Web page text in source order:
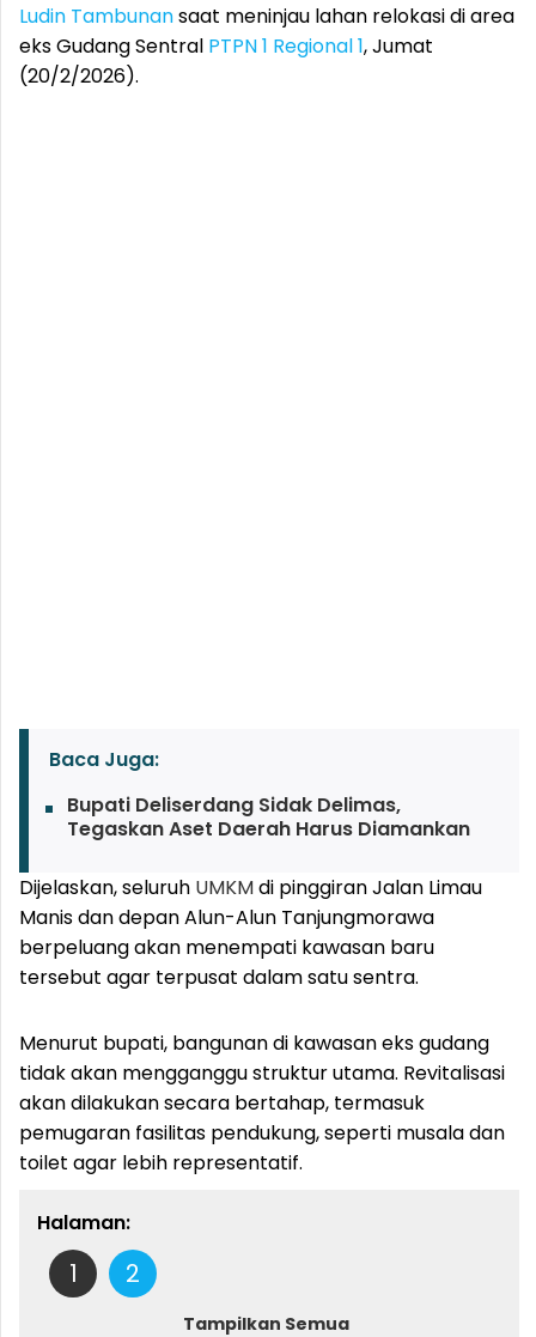
Ludin Tambunansaat meninjau lahan relokasi di area
eks Gudang Sentral PTPN 1 Regional 1, Jumat
(20/2/2026).
Baca Juga:
Bupati Deliserdang Sidak Delimas,
Tegaskan Aset Daerah Harus Diamankan
Dijelaskan, seluruh UMKMdi pinggiran Jalan Limau
Manis dan depan Alun-Alun Tanjungmorawa
berpeluang akan menempati kawasan baru
tersebut agar terpusat dalam satu sentra.
Menurut bupati, bangunan di kawasan eks gudang
tidak akan mengganggu struktur utama. Revitalisasi
akan dilakukan secara bertahap, termasuk
pemugaran fasilitas pendukung, seperti musala dan
toilet agar lebih representatif.
Halaman:
1 2
Tampilkan Semua